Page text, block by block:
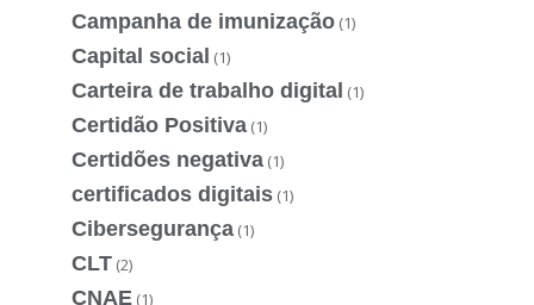
Campanha de imunização (1)
Capital social (1)
Carteira de trabalho digital (1)
Certidão Positiva (1)
Certidões negativa (1)
certificados digitais (1)
Cibersegurança (1)
CLT (2)
CNAE (1)